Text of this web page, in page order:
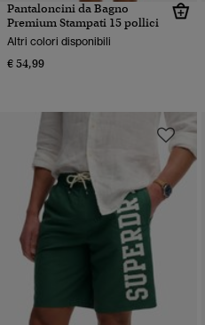
Pantaloncini da Bagno
Premium Stampati 15 pollici
Altri colori disponibili
€ 54,99